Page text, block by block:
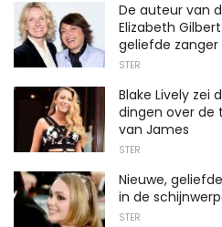
De auteur van
Elizabeth
geliefde zanger
STER
Blake Lively zei
dingen over de
van James
STER
Nieuwe,
in de
STER